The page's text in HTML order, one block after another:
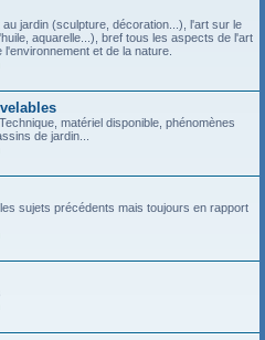
jardin (sculpture, décoration...), l'art sur le
aquarelle...), bref tous les aspects de l'art
et de la nature.
matériel disponible, phénomènes
de jardin...
sujets précédents mais toujours en rapport